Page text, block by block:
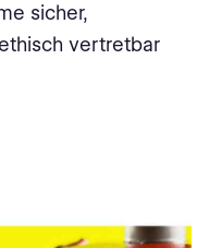
sicher,
vertretbar